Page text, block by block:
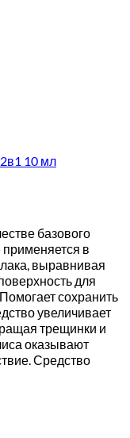
10 мл
базового
применяется в
выравнивая
для
сохранить
увеличивает
трещинки и
оказывают
Средство